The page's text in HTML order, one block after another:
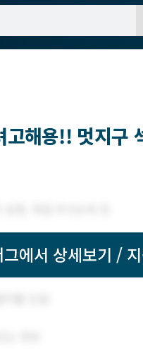
해용!! 멋지구
에서 상세보기 /